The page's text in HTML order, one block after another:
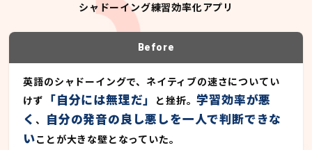
シャドーイング練習効率化アプリ
Before
英語のシャドーイングで、ネイティブの速さについてい
けず
「自分には無理だ」 と挫折。学習効率が悪
く、
自分の発音の良し悪しを一人で判断できな
いことが大きな壁となっていた。